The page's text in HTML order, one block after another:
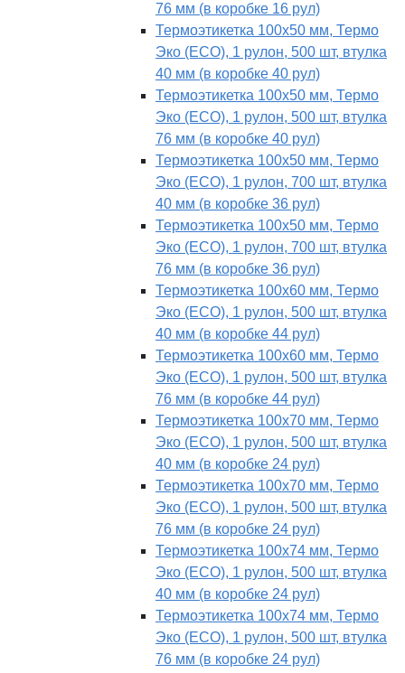
76 мм (в коробке 16 рул)
Термоэтикетка 100х50 мм, Термо
Эко (ECO), 1 рулон, 500 шт, втулка
40 мм (в коробке 40 рул)
Термоэтикетка 100х50 мм, Термо
Эко (ECO), 1 рулон, 500 шт, втулка
76 мм (в коробке 40 рул)
Термоэтикетка 100х50 мм, Термо
Эко (ECO), 1 рулон, 700 шт, втулка
40 мм (в коробке 36 рул)
Термоэтикетка 100х50 мм, Термо
Эко (ECO), 1 рулон, 700 шт, втулка
76 мм (в коробке 36 рул)
Термоэтикетка 100х60 мм, Термо
Эко (ECO), 1 рулон, 500 шт, втулка
40 мм (в коробке 44 рул)
Термоэтикетка 100х60 мм, Термо
Эко (ECO), 1 рулон, 500 шт, втулка
76 мм (в коробке 44 рул)
Термоэтикетка 100х70 мм, Термо
Эко (ECO), 1 рулон, 500 шт, втулка
40 мм (в коробке 24 рул)
Термоэтикетка 100х70 мм, Термо
Эко (ECO), 1 рулон, 500 шт, втулка
76 мм (в коробке 24 рул)
Термоэтикетка 100х74 мм, Термо
Эко (ECO), 1 рулон, 500 шт, втулка
40 мм (в коробке 24 рул)
Термоэтикетка 100х74 мм, Термо
Эко (ECO), 1 рулон, 500 шт, втулка
76 мм (в коробке 24 рул)